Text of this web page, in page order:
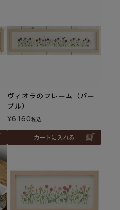
ヴィオラのフレーム（パー
プル）
¥6,160税込
カートに入れる